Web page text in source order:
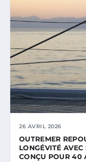
26 AVRIL 2026
OUTREMER
LONGÉVITÉ
CONÇU POUR 40